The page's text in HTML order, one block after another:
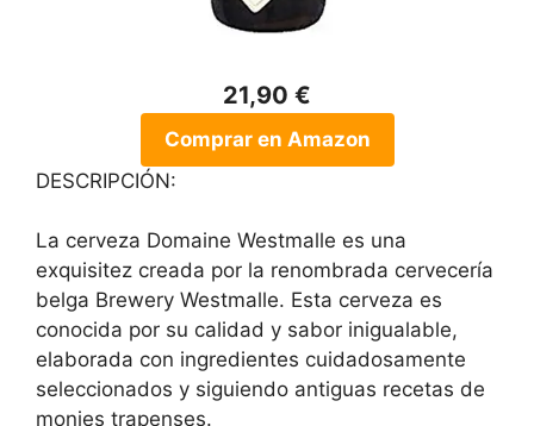
21,90 €
Comprar en Amazon
DESCRIPCIÓN:
La cerveza Domaine Westmalle es una
exquisitez creada por la renombrada cervecería
belga Brewery Westmalle. Esta cerveza es
conocida por su calidad y sabor inigualable,
elaborada con ingredientes cuidadosamente
seleccionados y siguiendo antiguas recetas de
monjes trapenses.